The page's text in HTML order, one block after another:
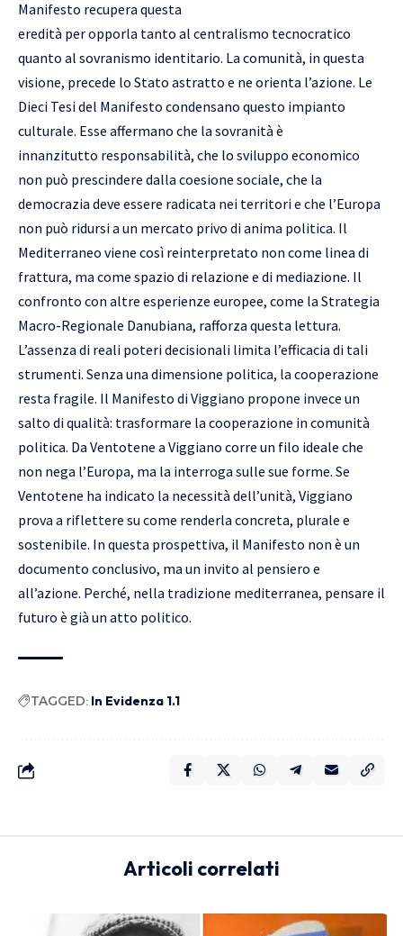
Manifesto recupera questa
eredità per opporla tanto al centralismo tecnocratico
quanto al sovranismo identitario. La comunità, in questa
visione, precede lo Stato astratto e ne orienta l’azione. Le
Dieci Tesi del Manifesto condensano questo impianto
culturale. Esse affermano che la sovranità è
innanzitutto responsabilità, che lo sviluppo economico
non può prescindere dalla coesione sociale, che la
democrazia deve essere radicata nei territori e che l’Europa
non può ridursi a un mercato privo di anima politica. Il
Mediterraneo viene così reinterpretato non come linea di
frattura, ma come spazio di relazione e di mediazione. Il
confronto con altre esperienze europee, come la Strategia
Macro-Regionale Danubiana, rafforza questa lettura.
L’assenza di reali poteri decisionali limita l’efficacia di tali
strumenti. Senza una dimensione politica, la cooperazione
resta fragile. Il Manifesto di Viggiano propone invece un
salto di qualità: trasformare la cooperazione in comunità
politica. Da Ventotene a Viggiano corre un filo ideale che
non nega l’Europa, ma la interroga sulle sue forme. Se
Ventotene ha indicato la necessità dell’unità, Viggiano
prova a riflettere su come renderla concreta, plurale e
sostenibile. In questa prospettiva, il Manifesto non è un
documento conclusivo, ma un invito al pensiero e
all’azione. Perché, nella tradizione mediterranea, pensare il
futuro è già un atto politico.
TAGGED: In Evidenza 1.1
Articoli correlati